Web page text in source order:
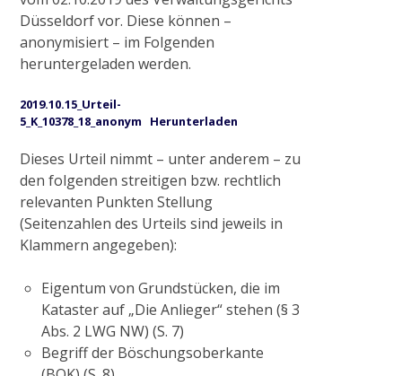
Gewässerausbau
Anlagen
Historisches Wehr
Pumpstation Grefrath
Hochwassermanagement
PROJEKTE & AKTIONEN
2009
Düsseldorf vor. Diese können –
anonymisiert – im Folgenden
heruntergeladen werden.
2019.10.15_Urteil-
5_K_10378_18_anonym
Herunterladen
Dieses Urteil nimmt – unter anderem – zu
den folgenden streitigen bzw. rechtlich
relevanten Punkten Stellung
(Seitenzahlen des Urteils sind jeweils in
Klammern angegeben):
Eigentum von Grundstücken, die im
Kataster auf „Die Anlieger“ stehen (§ 3
Abs. 2 LWG NW) (S. 7)
Begriff der Böschungsoberkante